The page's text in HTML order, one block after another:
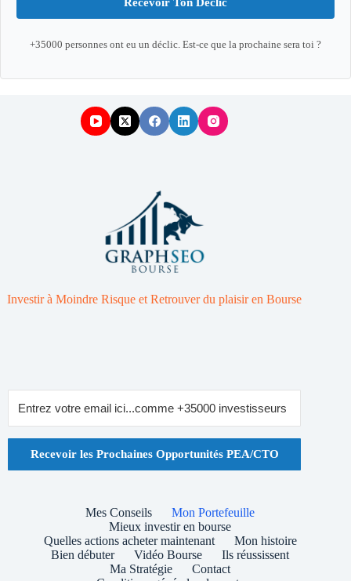
+35000 personnes ont eu un déclic. Est-ce que la prochaine sera toi ?
Investir à Moindre Risque et Retrouver du plaisir en Bourse
Recevoir les Prochaines Opportunités PEA/CTO
Mes Conseils
Mon Portefeuille
Mieux investir en bourse
Quelles actions acheter maintenant
Mon histoire
Bien débuter
Vidéo Bourse
Ils réussissent
Ma Stratégie
Contact